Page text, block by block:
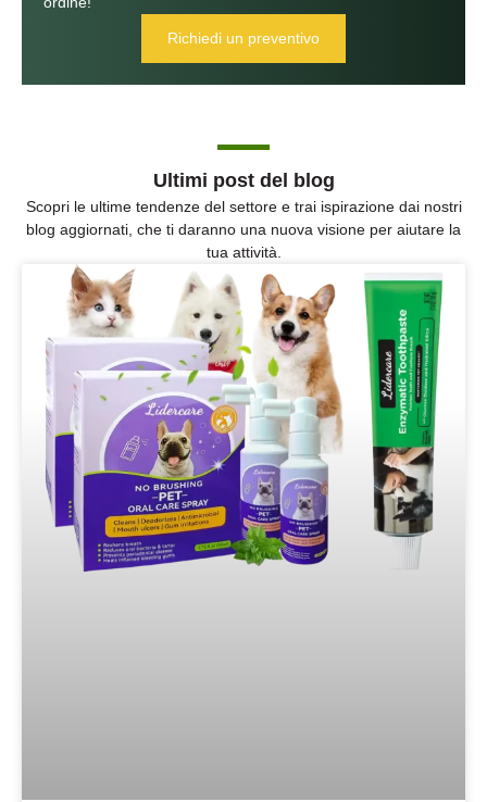
Richiedi un preventivo
Ultimi post del blog
Scopri le ultime tendenze del settore e trai ispirazione dai nostri
blog aggiornati, che ti daranno una nuova visione per aiutare la
tua attività.